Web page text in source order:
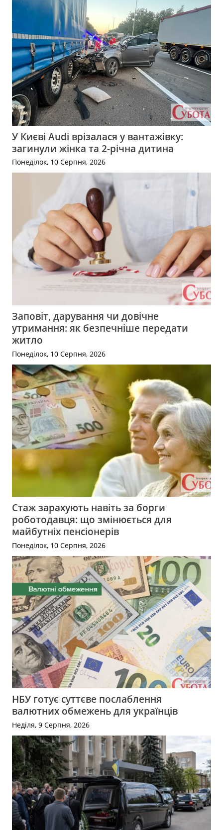
У Києві Audi врізалася у вантажівку:
загинули жінка та 2-річна дитина
Понеділок, 10 Серпня, 2026
Заповіт, дарування чи довічне
утримання: як безпечніше передати
житло
Понеділок, 10 Серпня, 2026
Стаж зарахують навіть за борги
роботодавця: що змінюється для
майбутніх пенсіонерів
Понеділок, 10 Серпня, 2026
НБУ готує суттєве послаблення
валютних обмежень для українців
Неділя, 9 Серпня, 2026